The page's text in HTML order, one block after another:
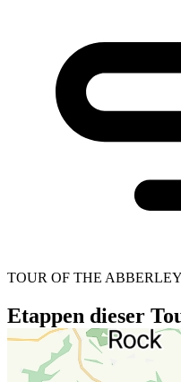
TOUR OF THE
Etappen dieser